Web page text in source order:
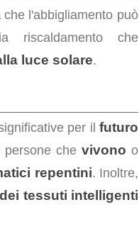
l'abbigliamento può
riscaldamento che
luce solare.
per il futuro
che vivono o
repentini. Inoltre,
tessuti intelligenti